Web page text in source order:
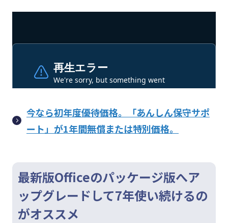
今なら初年度優待価格。「あんしん保守サポ
ート」が1年間無償または特別価格。
最新版Officeのパッケージ版へア
ップグレードして7年使い続けるの
がオススメ